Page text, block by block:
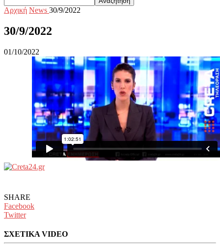
Αρχική News 30/9/2022
30/9/2022
01/10/2022
SHARE
Facebook
Twitter
ΣΧΕΤΙΚΑ VIDEO